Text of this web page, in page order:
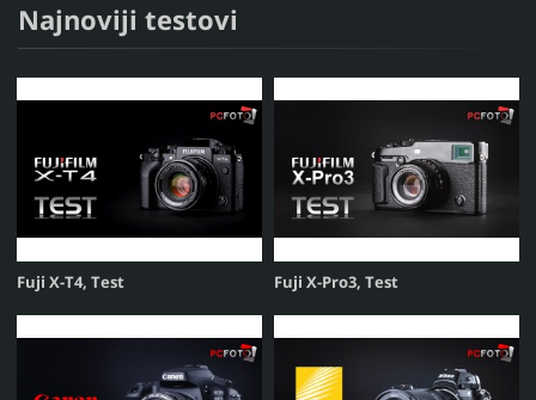
Najnoviji testovi
Fuji X-T4, Test Fuji X-Pro3, Test